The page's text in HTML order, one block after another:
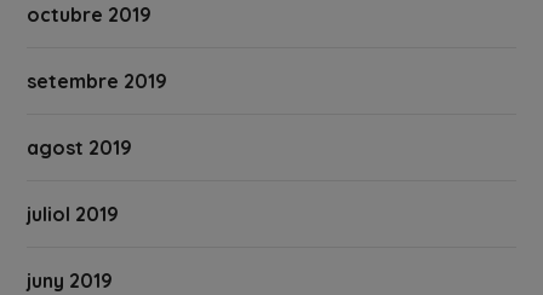
octubre 2019
setembre 2019
agost 2019
juliol 2019
juny 2019